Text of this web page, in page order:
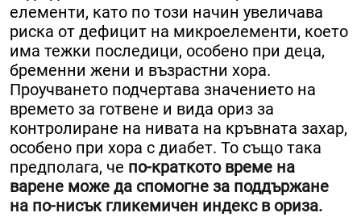
елементи, като по този начин увеличава
риска от дефицит на микроелементи, което
има тежки последици, особено при деца,
бременни жени и възрастни хора.
Проучването подчертава значението на
времето за готвене и вида ориз за
контролиране на нивата на кръвната захар,
особено при хора с диабет. То също така
предполага, че по-краткото време на
варене може да спомогне за поддържане
на по-нисък гликемичен индекс в ориза.